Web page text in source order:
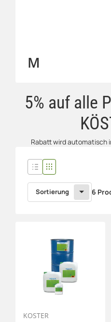
M
5% auf alle
Rabatt wird automatisch
Sortierung 6
KÖSTER